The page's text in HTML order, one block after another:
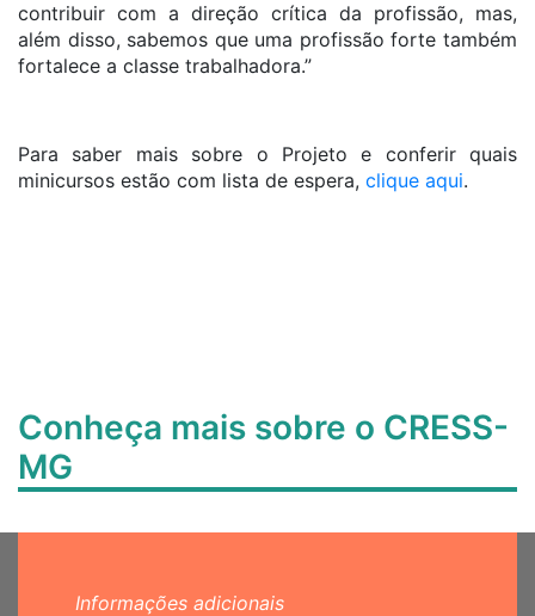
contribuir com a direção crítica da profissão, mas,
além disso, sabemos que uma profissão forte também
fortalece a classe trabalhadora.”
Para saber mais sobre o Projeto e conferir quais
minicursos estão com lista de espera, clique aqui.
Conheça mais sobre o CRESS-
MG
Informações adicionais